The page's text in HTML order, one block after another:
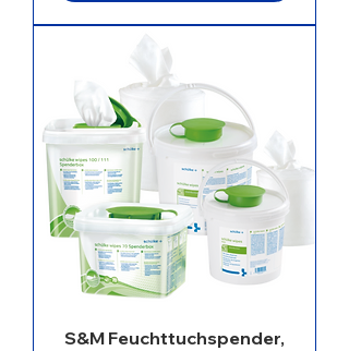
S&M Feuchttuchspender,